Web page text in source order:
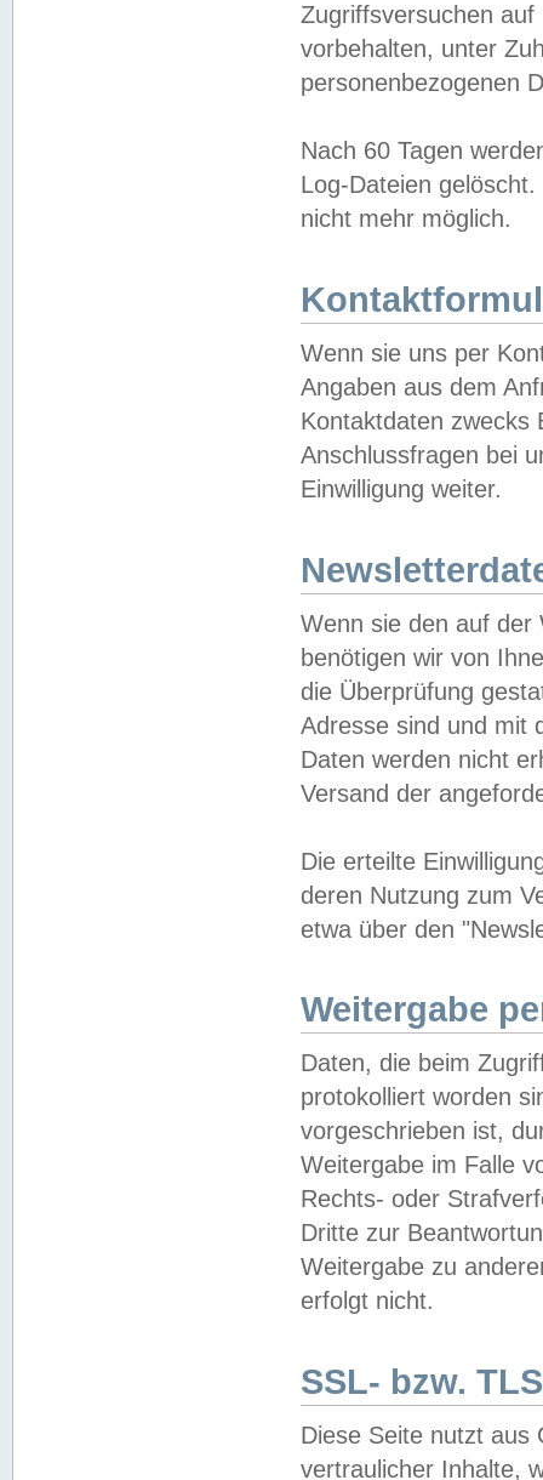
Zugriffsversuchen
vorbehalten, unter
personenbezogenen
Nach 60 Tagen
Log-Dateien
nicht mehr möglich.
Wenn sie uns per
Angaben aus dem
Kontaktdaten zwecks
Anschlussfragen bei
Einwilligung weiter.
Wenn sie den auf der
benötigen wir von
die Überprüfung
Adresse sind und mit
Daten werden nicht
Versand der
Die erteilte
deren Nutzung zum
etwa über den
Weitergabe
Daten, die beim
protokolliert worden
vorgeschrieben ist,
Weitergabe im Falle
Rechts- oder
Dritte zur
Weitergabe zu
erfolgt nicht.
SSL- bzw.
Diese Seite nutzt aus
vertraulicher Inhalte,